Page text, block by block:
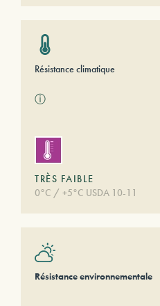
Résistance climatique
ⓘ
TRÈS FAIBLE
0°C / +5°C USDA 10-11
Résistance environnementale